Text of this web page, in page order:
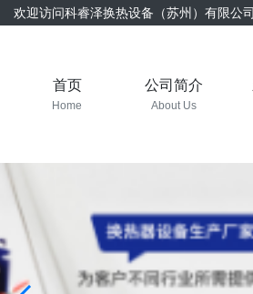
欢迎访问科睿泽换热设备（苏州）有限公
首页
Home
公司简介
About Us